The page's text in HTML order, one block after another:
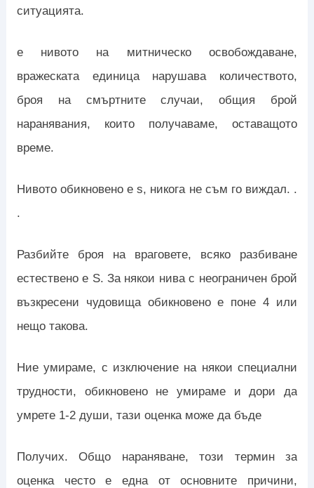
ситуацията.
е нивото на митническо освобождаване,
вражеската единица нарушава количеството,
броя на смъртните случаи, общия брой
наранявания, които получаваме, оставащото
време.
Нивото обикновено е s, никога не съм го виждал. .
.
Разбийте броя на враговете, всяко разбиване
естествено е S. За някои нива с неограничен брой
възкресени чудовища обикновено е поне 4 или
нещо такова.
Ние умираме, с изключение на някои специални
трудности, обикновено не умираме и дори да
умрете 1-2 души, тази оценка може да бъде
Получих. Общо нараняване, този термин за
оценка често е една от основните причини,